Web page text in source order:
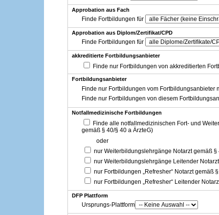
Approbation aus Fach
Finde Fortbildungen für
Approbation aus Diplom/Zertifikat/CPD
Finde Fortbildungen für
akkreditierte Fortbildungsanbieter
Finde nur Fortbildungen von akkreditierten
Fortbildungsanbieter
Finde nur Fortbildungen vom Fortbildungsanbieter
Finde nur Fortbildungen von diesem
Notfallmedizinische Fortbildungen
Finde alle notfallmedizinischen Fort- und
gemäß § 40/§ 40 a ÄrzteG)
oder
nur Weiterbildungslehrgänge Notarzt gemäß §
nur Weiterbildungslehrgänge Leitender
nur Fortbildungen „Refresher“ Notarzt gemäß
nur Fortbildungen „Refresher“ Leitender
DFP Plattform
Ursprungs-Plattform